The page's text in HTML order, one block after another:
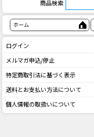
商品検索
ホーム
ログイン
メルマガ申込/停止
特定商取引法に基づく表示
送料とお支払い方法について
個人情報の取扱いについて